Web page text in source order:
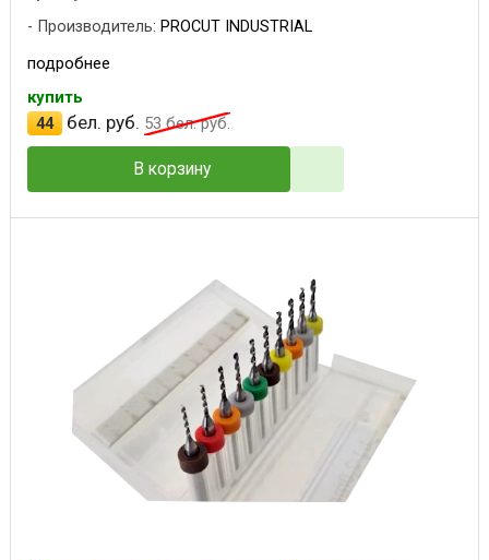
Производитель: PROCUT INDUSTRIAL
подробнее
купить
44
бел. руб. 53бел. руб.
В корзину